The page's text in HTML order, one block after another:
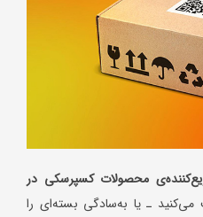
محصولات کسپرسکی در
ـ یا به‌سادگی بسته‌ای را